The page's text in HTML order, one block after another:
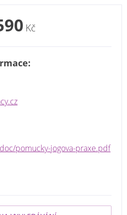
Kč
pomucky-jogova-praxe.pdf